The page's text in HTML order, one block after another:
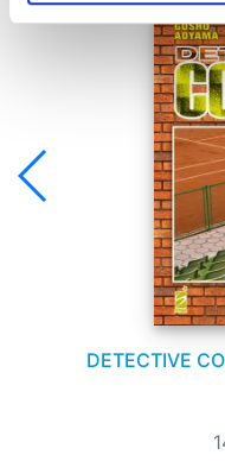
DETECTIVE